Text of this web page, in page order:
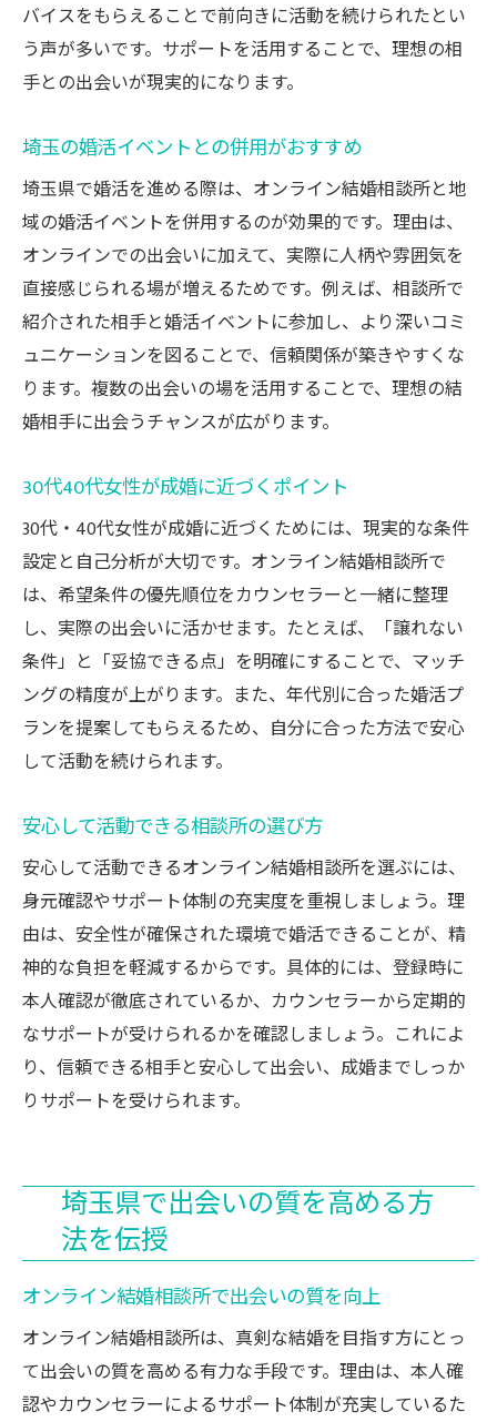
バイスをもらえることで前向きに活動を続けられたとい
う声が多いです。サポートを活用することで、理想の相
手との出会いが現実的になります。
埼玉の婚活イベントとの併用がおすすめ
埼玉県で婚活を進める際は、オンライン結婚相談所と地
域の婚活イベントを併用するのが効果的です。理由は、
オンラインでの出会いに加えて、実際に人柄や雰囲気を
直接感じられる場が増えるためです。例えば、相談所で
紹介された相手と婚活イベントに参加し、より深いコミ
ュニケーションを図ることで、信頼関係が築きやすくな
ります。複数の出会いの場を活用することで、理想の結
婚相手に出会うチャンスが広がります。
30代40代女性が成婚に近づくポイント
30代・40代女性が成婚に近づくためには、現実的な条件
設定と自己分析が大切です。オンライン結婚相談所で
は、希望条件の優先順位をカウンセラーと一緒に整理
し、実際の出会いに活かせます。たとえば、「譲れない
条件」と「妥協できる点」を明確にすることで、マッチ
ングの精度が上がります。また、年代別に合った婚活プ
ランを提案してもらえるため、自分に合った方法で安心
して活動を続けられます。
安心して活動できる相談所の選び方
安心して活動できるオンライン結婚相談所を選ぶには、
身元確認やサポート体制の充実度を重視しましょう。理
由は、安全性が確保された環境で婚活できることが、精
神的な負担を軽減するからです。具体的には、登録時に
本人確認が徹底されているか、カウンセラーから定期的
なサポートが受けられるかを確認しましょう。これによ
り、信頼できる相手と安心して出会い、成婚までしっか
りサポートを受けられます。
埼玉県で出会いの質を高める方
法を伝授
オンライン結婚相談所で出会いの質を向上
オンライン結婚相談所は、真剣な結婚を目指す方にとっ
て出会いの質を高める有力な手段です。理由は、本人確
認やカウンセラーによるサポート体制が充実しているた